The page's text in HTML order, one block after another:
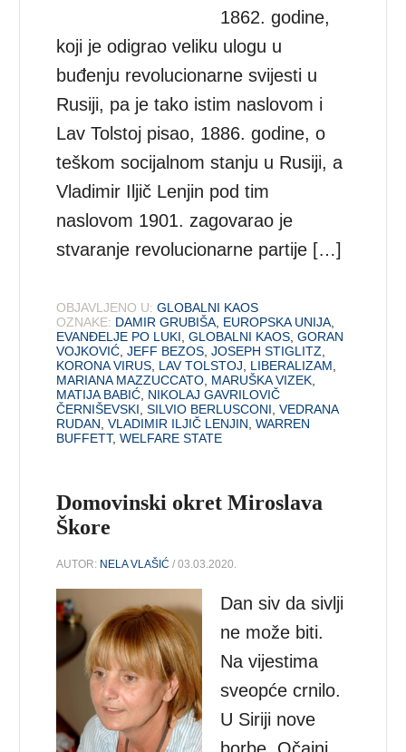
1862. godine,
koji je odigrao veliku ulogu u
buđenju revolucionarne svijesti u
Rusiji, pa je tako istim naslovom i
Lav Tolstoj pisao, 1886. godine, o
teškom socijalnom stanju u Rusiji, a
Vladimir Iljič Lenjin pod tim
naslovom 1901. zagovarao je
stvaranje revolucionarne partije […]
OBJAVLJENO U: GLOBALNI KAOS
OZNAKE: DAMIR GRUBIŠA, EUROPSKA UNIJA,
EVANĐELJE PO LUKI,GLOBALNI KAOS,GORAN
VOJKOVIĆ,JEFF BEZOS,JOSEPH STIGLITZ,
KORONA VIRUS, LAV TOLSTOJ, LIBERALIZAM,
MARIANA MAZZUCCATO, MARUŠKA VIZEK,
MATIJA BABIĆ, NIKOLAJ GAVRILOVIČ
ČERNIŠEVSKI,SILVIO BERLUSCONI,VEDRANA
RUDAN,VLADIMIR ILJIČ LENJIN,WARREN
BUFFETT,WELFARE STATE
Domovinski okret Miroslava
Škore
AUTOR: NELA VLAŠIĆ / 03.03.2020.
Dan siv da sivlji
ne može biti.
Na vijestima
sveopće crnilo.
U Siriji nove